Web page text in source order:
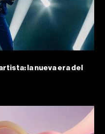
la nueva era del